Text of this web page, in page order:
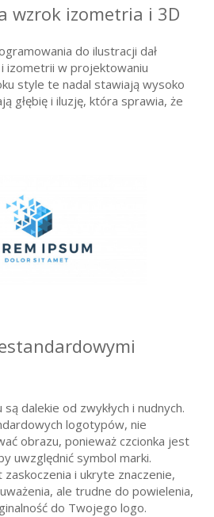
wzrok izometria i 3D
do ilustracji dał
izometrii w projektowaniu
style te nadal stawiają wysoko
głębię i iluzję, która sprawia, że
dalekie od zwykłych i nudnych.
logotypów, nie
obrazu, ponieważ czcionka jest
uwzględnić symbol marki.
i ukryte znaczenie,
ale trudne do powielenia,
do Twojego logo.